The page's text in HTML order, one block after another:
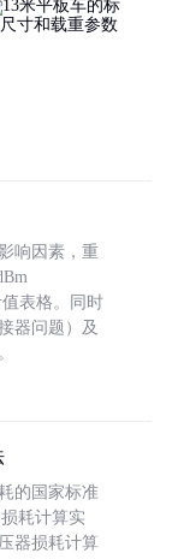
响因素，重
表格。同时
器问题）及
的国家标准
损耗计算实
器损耗计算